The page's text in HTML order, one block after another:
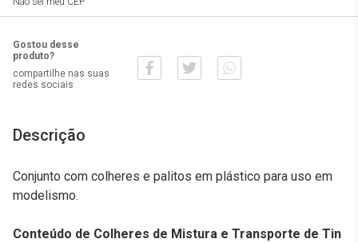
Gostou desse
produto?
compartilhe nas suas
redes sociais
Descrição
Conjunto com colheres e palitos em plástico para uso em
modelismo.
Conteúdo de Colheres de Mistura e Transporte de Tin